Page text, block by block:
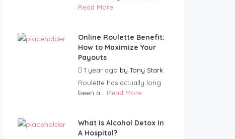
Read More
Online Roulette Benefit:
How to Maximize Your
Payouts
1 year ago by Tony Stark
Roulette has actually long
been a... Read More
What Is Alcohol Detox In
A Hospital?